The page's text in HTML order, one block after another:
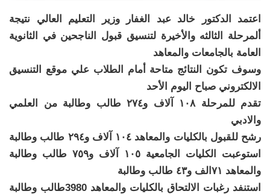
اعتمد الدكتور خالد عبد الغفار وزير التعليم العالي نتيجة
ألمرحلة الثالثه والأخيرة لتنسيق قبول الناجحين في الثانوية
العامة بالجامعات والمعاهد
وسوف تكون النتائج متاحة أمام الطلاب علي موقع التنسيق
الالكتروني صباح اليوم الأحد
تقدم للمرحلة ١٠٨ آلاف و٢٧٤ طالب وطالبة من العلمي
والادبي
رشح للقبول بالكليات والمعاهد ١٠٤ آلاف و٢٩٤ طالب وطالبة
استوعبت الكليات الجامعية ١٠٥ آلاف و٧٥٩ طالب وطالبة
والمعاهد ٧١الف و٤٣ طالب وطالبة
استنفد رغبات الالتحاق بالكليات والمعاهد 3980طالب وطالبة